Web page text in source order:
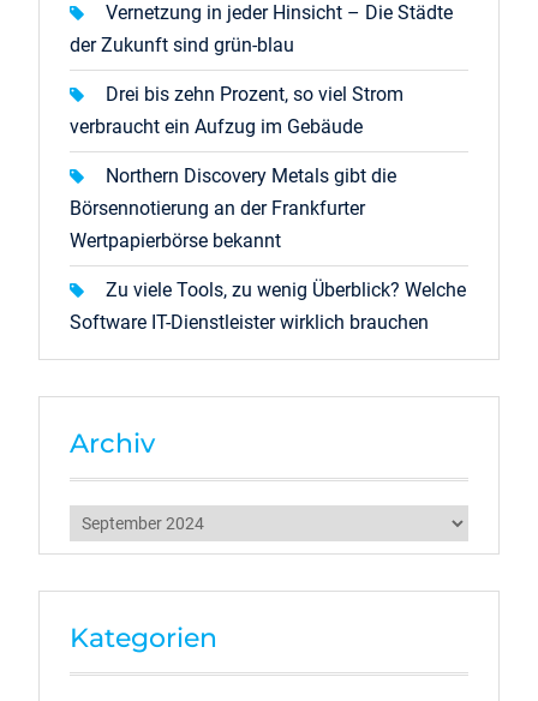
Vernetzung in jeder Hinsicht – Die Städte
der Zukunft sind grün-blau
Drei bis zehn Prozent, so viel Strom
verbraucht ein Aufzug im Gebäude
Northern Discovery Metals gibt die
Börsennotierung an der Frankfurter
Wertpapierbörse bekannt
Zu viele Tools, zu wenig Überblick? Welche
Software IT-Dienstleister wirklich brauchen
Archiv
Archiv
Kategorien